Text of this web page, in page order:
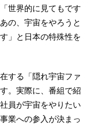
世界的に見てもです
の、宇宙をやろうと
」と日本の特殊性を
する「隠れ宇宙ファ
。実際に、番組で紹
員が宇宙をやりたい
業への参入が決まっ